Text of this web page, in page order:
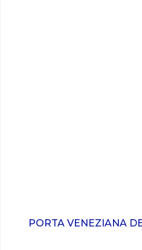
PORTA VENEZIANA